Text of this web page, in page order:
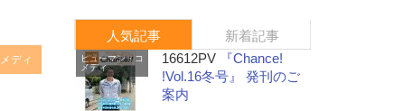
ディ
人気記事 新着記事
ヒューマン・コ
メディ
16612PV
『Chance!
!Vol.16冬号』 発刊のご
案内